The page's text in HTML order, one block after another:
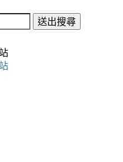
送出搜尋